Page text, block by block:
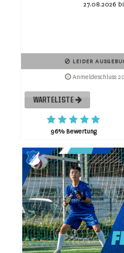
27.08.2026
LEIDER
Anmeldeschluss
WARTELISTE
96% Bewertung